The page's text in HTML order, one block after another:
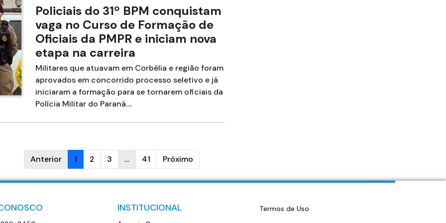
Policiais do 31º BPM conquistam
vaga no Curso de Formação de
Oficiais da PMPR e iniciam nova
etapa na carreira
Militares que atuavam em Corbélia e região foram
aprovados em concorrido processo seletivo e já
iniciaram a formação para se tornarem oficiais da
Polícia Militar do Paraná....
Anterior 1 2 3 … 41 Próximo
INSTITUCIONAL Termos de Uso